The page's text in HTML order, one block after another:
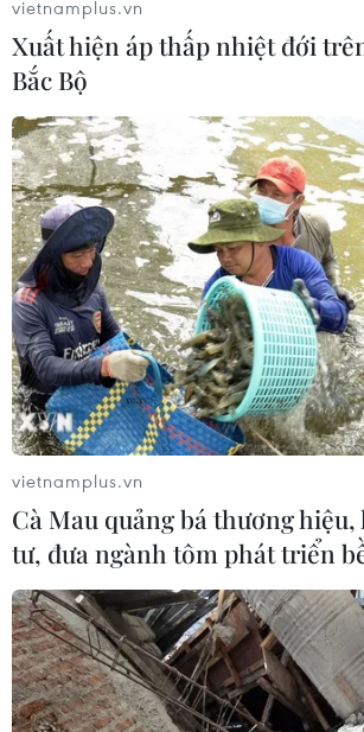
vietnamplus.vn
Xuất hiện áp thấp nhiệt đới
Bắc Bộ
vietnamplus.vn
Cà Mau quảng bá thương
tư, đưa ngành tôm phát triển